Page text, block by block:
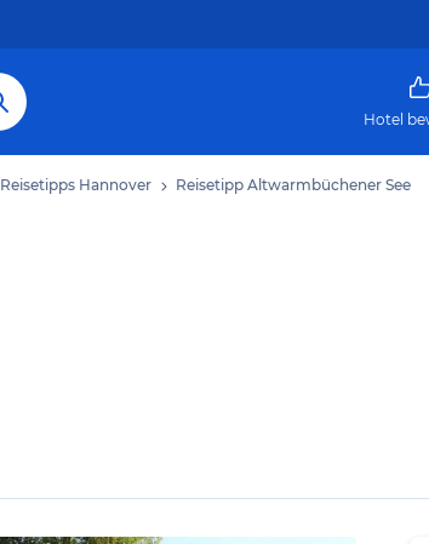
Hotel
Reisetipps Hannover Reisetipp Altwarmbüchener See